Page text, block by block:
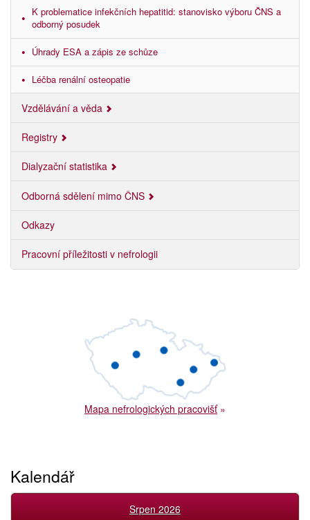
K problematice infekčních hepatitid: stanovisko výboru ČNS a
odborný posudek
Úhrady ESA a zápis ze schůze
Léčba renální osteopatie
Vzdělávání a věda
Registry
Dialyzační statistika
Odborná sdělení mimo ČNS
Odkazy
Pracovní příležitosti v nefrologii
Mapa nefrologických pracovišť»
Kalendář
Srpen 2026